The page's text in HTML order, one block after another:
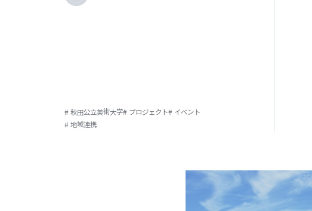
# 秋田公立美術大学# プロジェクト# イベント
# 地域連携